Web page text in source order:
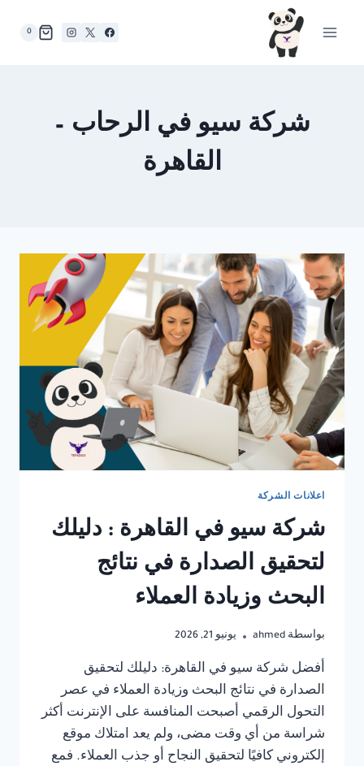
0
شركة سيو في الرحاب –
القاهرة
اعلانات الشركة
شركة سيو في القاهرة : دليلك
لتحقيق الصدارة في نتائج
البحث وزيادة العملاء
بواسطة ahmed يونيو 21, 2026
أفضل شركة سيو في القاهرة: دليلك لتحقيق
الصدارة في نتائج البحث وزيادة العملاء في عصر
التحول الرقمي أصبحت المنافسة على الإنترنت أكثر
شراسة من أي وقت مضى، ولم يعد امتلاك موقع
إلكتروني كافيًا لتحقيق النجاح أو جذب العملاء. فمع